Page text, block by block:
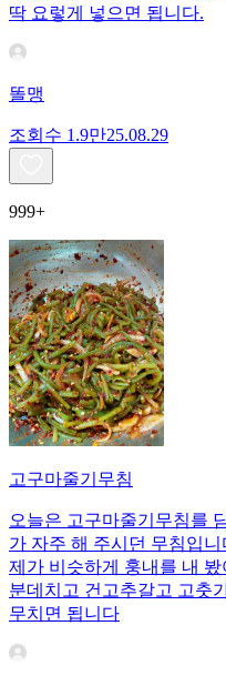
딱 요렇게 넣으면 됩니다.
똘맹
조회수 1.9만25.08.29
999+
고구마줄기무침
오늘은 고구마줄기무침를
가 자주 해 주시던 무침입
제가 비슷하게 훙내를 내
분데치고 건고추갈고 고춧
무치면 됩니다